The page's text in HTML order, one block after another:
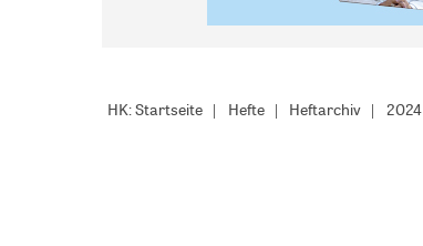
HK: Startseite Hefte Heftarchiv 2024